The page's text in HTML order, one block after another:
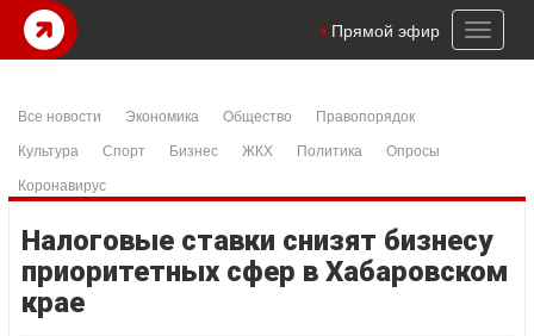
Toggle
Прямой эфир
Все новости Экономика Общество
Правопорядок
Культура
Спорт Бизнес ЖКХ Политика
Опросы
Коронавирус
Налоговые ставки снизят бизнесу
приоритетных сфер в Хабаровском
крае